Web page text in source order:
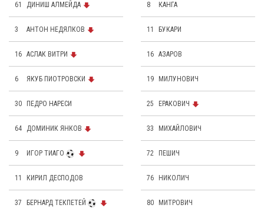
61 ДИНИШ АЛМЕЙДА
3 АНТОН НЕДЯЛКОВ
16 АСЛАК ВИТРИ
6 ЯКУБ ПИОТРОВСКИ
30 ПЕДРО НАРЕСИ
64 ДОМИНИК ЯНКОВ
9 ИГОР ТИАГО
11 КИРИЛ ДЕСПОДОВ
37 БЕРНАРД ТЕКПЕТЕЙ
8 КАНГА
11 БУКАРИ
16 АЗАРОВ
19 МИЛУНОВИЧ
25 ЕРАКОВИЧ
33 МИХАЙЛОВИЧ
72 ПЕШИЧ
76 НИКОЛИЧ
80 МИТРОВИЧ